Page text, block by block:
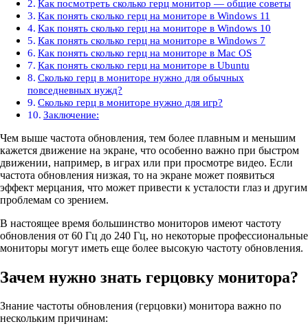
Как посмотреть сколько герц монитор — общие советы
Как понять сколько герц на мониторе в Windows 11
Как понять сколько герц на мониторе в Windows 10
Как понять сколько герц на мониторе в Windows 7
Как понять сколько герц на мониторе в Mac OS
Как понять сколько герц на мониторе в Ubuntu
Сколько герц в мониторе нужно для обычных
повседневных нужд?
Сколько герц в мониторе нужно для игр?
Заключение:
Чем выше частота обновления, тем более плавным и меньшим
кажется движение на экране, что особенно важно при быстром
движении, например, в играх или при просмотре видео. Если
частота обновления низкая, то на экране может появиться
эффект мерцания, что может привести к усталости глаз и другим
проблемам со зрением.
В настоящее время большинство мониторов имеют частоту
обновления от 60 Гц до 240 Гц, но некоторые профессиональные
мониторы могут иметь еще более высокую частоту обновления.
Зачем нужно знать герцовку монитора?
Знание частоты обновления (герцовки) монитора важно по
нескольким причинам: